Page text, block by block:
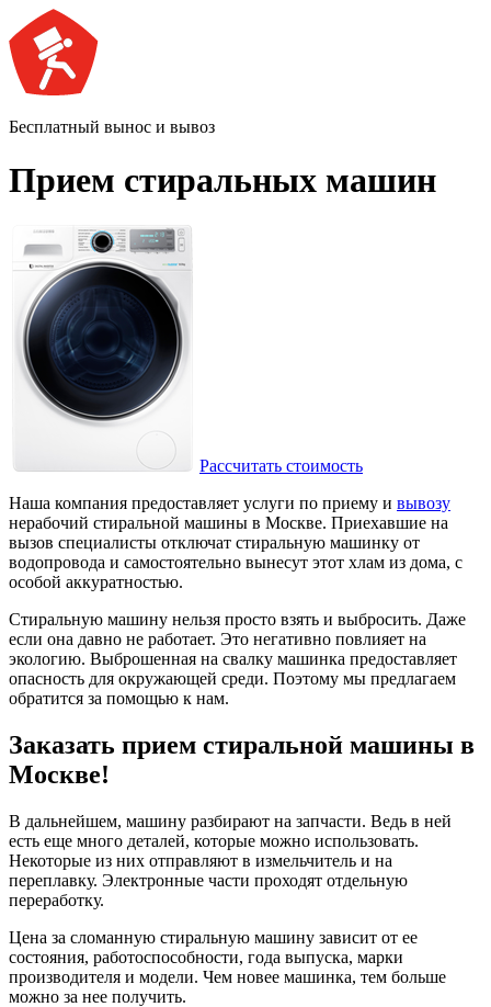
Бесплатный вынос и вывоз
Прием стиральных машин
Рассчитать стоимость
Наша компания предоставляет услуги по приему и вывозу
нерабочий стиральной машины в Москве. Приехавшие на
вызов специалисты отключат стиральную машинку от
водопровода и самостоятельно вынесут этот хлам из дома, с
особой аккуратностью.
Стиральную машину нельзя просто взять и выбросить. Даже
если она давно не работает. Это негативно повлияет на
экологию. Выброшенная на свалку машинка предоставляет
опасность для окружающей среди. Поэтому мы предлагаем
обратится за помощью к нам.
Заказать прием стиральной машины в
Москве!
В дальнейшем, машину разбирают на запчасти. Ведь в ней
есть еще много деталей, которые можно использовать.
Некоторые из них отправляют в измельчитель и на
переплавку. Электронные части проходят отдельную
переработку.
Цена за сломанную стиральную машину зависит от ее
состояния, работоспособности, года выпуска, марки
производителя и модели. Чем новее машинка, тем больше
можно за нее получить.